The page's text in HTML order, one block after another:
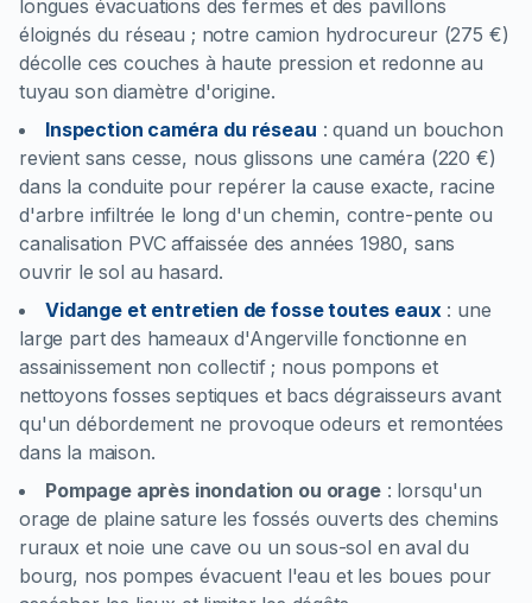
longues évacuations des fermes et des pavillons
éloignés du réseau ; notre camion hydrocureur (275 €)
décolle ces couches à haute pression et redonne au
tuyau son diamètre d'origine.
Inspection caméra du réseau :quand un bouchon
revient sans cesse, nous glissons une caméra (220 €)
dans la conduite pour repérer la cause exacte, racine
d'arbre infiltrée le long d'un chemin, contre-pente ou
canalisation PVC affaissée des années 1980, sans
ouvrir le sol au hasard.
Vidange et entretien de fosse toutes eaux: une
large part des hameaux d'Angerville fonctionne en
assainissement non collectif ; nous pompons et
nettoyons fosses septiques et bacs dégraisseurs avant
qu'un débordement ne provoque odeurs et remontées
dans la maison.
Pompage après inondation ou orage: lorsqu'un
orage de plaine sature les fossés ouverts des chemins
ruraux et noie une cave ou un sous-sol en aval du
bourg, nos pompes évacuent l'eau et les boues pour